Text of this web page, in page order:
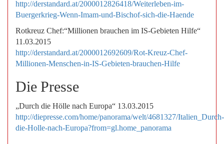
http://derstandard.at/2000012826418/Weiterleben-im-
Buergerkrieg-Wenn-Imam-und-Bischof-sich-die-Haende
Rotkreuz Chef:“Millionen brauchen im IS-Gebieten Hilfe“
11.03.2015
http://derstandard.at/2000012692609/Rot-Kreuz-Chef-
Millionen-Menschen-in-IS-Gebieten-brauchen-Hilfe
Die Presse
„Durch die Hölle nach Europa“ 13.03.2015
http://diepresse.com/home/panorama/welt/4681327/Italien_Durch-
die-Holle-nach-Europa?from=gl.home_panorama